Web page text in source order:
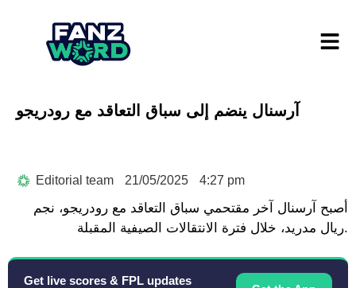
آرسنال ينضم إلى سباق التعاقد مع رودريجو
Editorial team 21/05/2025 4:27 pm
أصبح آرسنال آخر مقتحمي سباق التعاقد مع رودريجو، نجم
ريال مدريد، خلال فترة الانتقالات الصيفية المقبلة.
Get live scores & FPL updates